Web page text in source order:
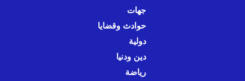
جهات
حوادث وقضايا
دولية
دين ودنيا
رياضة